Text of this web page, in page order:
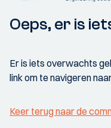
Oeps, er is
Er is iets overwachts
link om te navigeren
Keer terug naar de